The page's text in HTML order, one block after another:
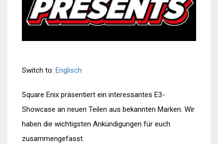
Switch to: Englisch
Square Enix präsentiert ein interessantes E3-
Showcase an neuen Teilen aus bekannten Marken. Wir
haben die wichtigsten Ankündigungen für euch
zusammengefasst.